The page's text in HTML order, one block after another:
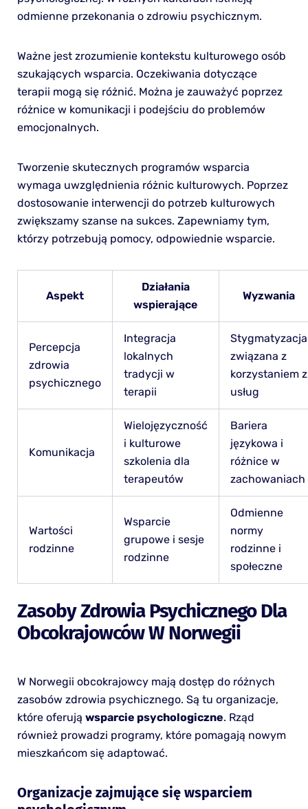
odmienne przekonania o zdrowiu psychicznym.
Ważne jest zrozumienie kontekstu kulturowego osób
szukających wsparcia. Oczekiwania dotyczące
terapii mogą się różnić. Można je zauważyć poprzez
różnice w komunikacji i podejściu do problemów
emocjonalnych.
Tworzenie skutecznych programów wsparcia
wymaga uwzględnienia różnic kulturowych. Poprzez
dostosowanie interwencji do potrzeb kulturowych
zwiększamy szanse na sukces. Zapewniamy tym,
którzy potrzebują pomocy, odpowiednie wsparcie.
Aspekt
Działania
wspierające
Wyzwania
Percepcja
zdrowia
psychicznego
Integracja
lokalnych
tradycji w
terapii
Stygmatyzacja
związana z
korzystaniem z
usług
Komunikacja
Wielojęzyczność
i kulturowe
szkolenia dla
terapeutów
Bariera
językowa i
różnice w
zachowaniach
Wartości
rodzinne
Wsparcie
grupowe i sesje
rodzinne
Odmienne
normy
rodzinne i
społeczne
Zasoby Zdrowia Psychicznego Dla
Obcokrajowców W Norwegii
W Norwegii obcokrajowcy mają dostęp do różnych
zasobów zdrowia psychicznego. Są tu organizacje,
które oferują wsparcie psychologiczne. Rząd
również prowadzi programy, które pomagają nowym
mieszkańcom się adaptować.
Organizacje zajmujące się wsparciem